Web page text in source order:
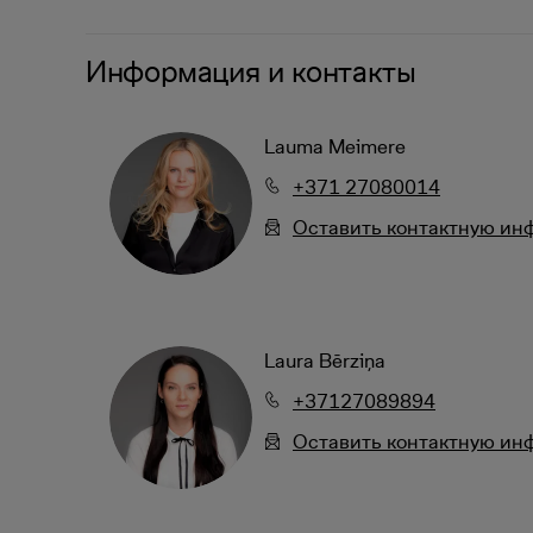
Информация и контакты
Lauma Meimere
+371 27080014
Oставить контактную
Laura Bērziņa
+37127089894
Oставить контактную